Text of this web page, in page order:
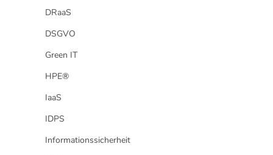
DRaaS
DSGVO
Green IT
HPE®
IaaS
IDPS
Informationssicherheit